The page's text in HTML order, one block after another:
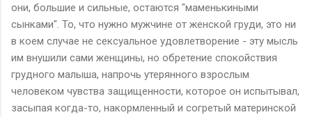
они, большие и сильные, остаются "маменькиными
сынками". То, что нужно мужчине от женской груди, это ни
в коем случае не сексуальное удовлетворение - эту мысль
им внушили сами женщины, но обретение спокойствия
грудного малыша, напрочь утерянного взрослым
человеком чувства защищенности, которое он испытывал,
засыпая когда-то, накормленный и согретый материнской